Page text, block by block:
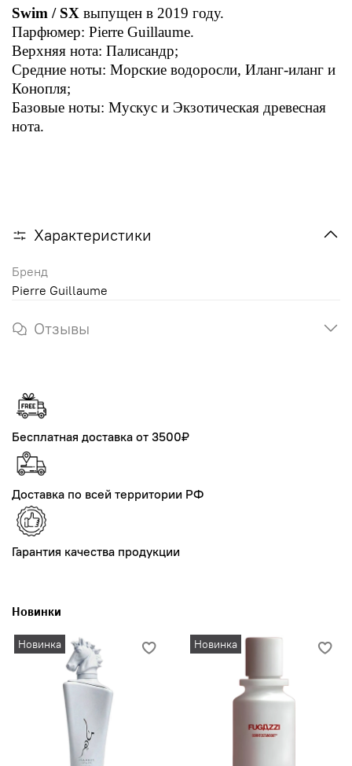
Swim / SX выпущен в 2019 году.
Парфюмер: Pierre Guillaume.
Верхняя нота: Палисандр;
Средние ноты: Морские водоросли, Иланг-иланг и
Конопля;
Базовые ноты: Мускус и Экзотическая древесная
нота.
Характеристики
Бренд
Pierre Guillaume
Отзывы
Бесплатная доставка от 3500₽
Доставка по всей территории РФ
Гарантия качества продукции
Новинки
Новинка Новинка